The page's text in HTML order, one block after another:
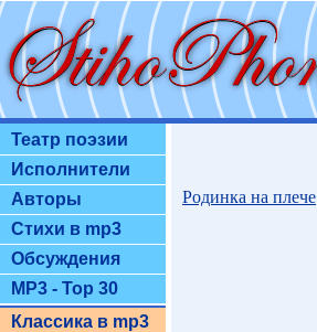
Театр поэзии
Исполнители
Авторы
Стихи в mp3
Обсуждения
MP3 - Top 30
Классика в mp3
Родинка на плече